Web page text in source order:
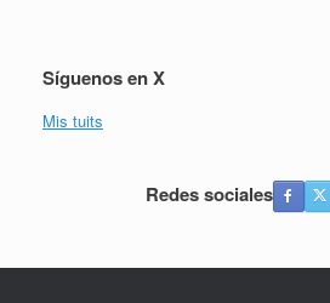
Síguenos en X
Mis tuits
Redes sociales